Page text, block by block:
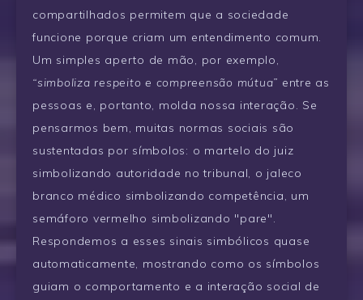
compartilhados permitem que a sociedade
funcione porque criam um entendimento comum.
Um simples aperto de mão, por exemplo,
“simboliza respeito e compreensão mútua” entre as
pessoas e, portanto, molda nossa interação. Se
pensarmos bem, muitas normas sociais são
sustentadas por símbolos: o martelo do juiz
simbolizando autoridade no tribunal, o jaleco
branco médico simbolizando competência, um
semáforo vermelho simbolizando "pare".
Respondemos a esses sinais simbólicos quase
automaticamente, mostrando como os símbolos
guiam o comportamento e a interação social de